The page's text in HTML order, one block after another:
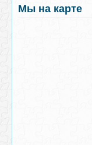
Мы на карте